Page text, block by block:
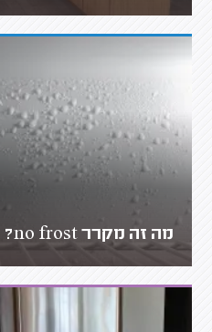
מה זה מקרר no frost?